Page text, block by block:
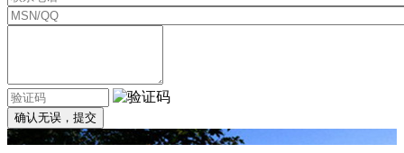
确认无误，提交